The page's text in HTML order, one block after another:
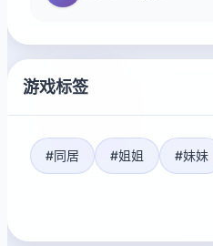
游戏标签
#同居 #姐姐 #妹妹